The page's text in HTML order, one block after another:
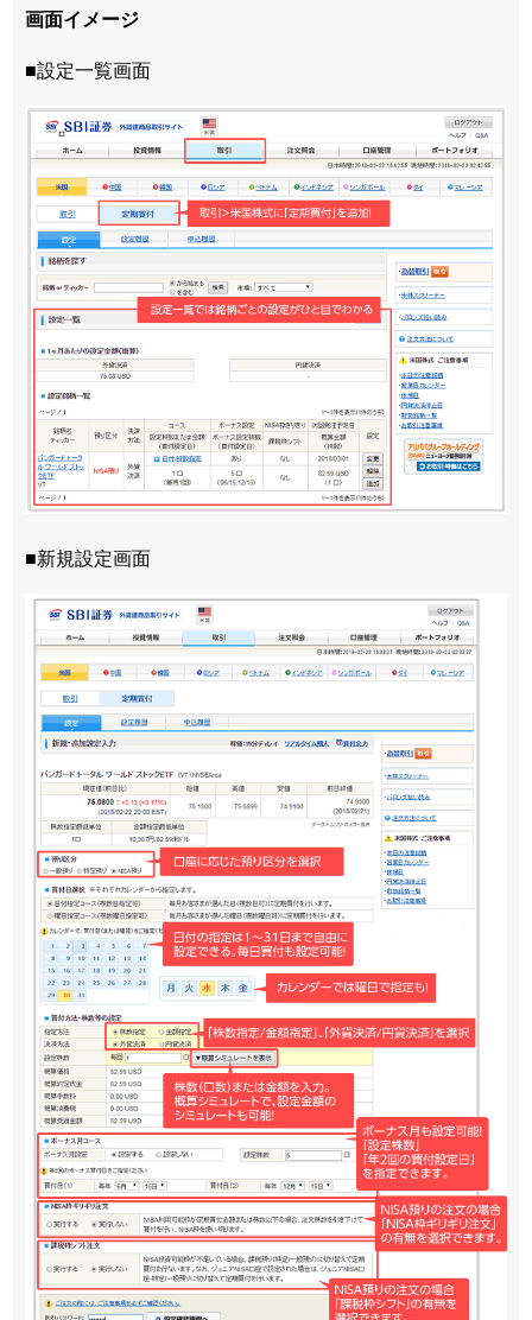
画面イメージ
■設定一覧画面
■新規設定画面